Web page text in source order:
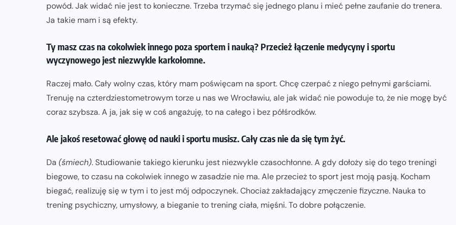
powód. Jak widać nie jest to konieczne. Trzeba trzymać się jednego planu i mieć pełne zaufanie do trenera.
Ja takie mam i są efekty.
Ty masz czas na cokolwiek innego poza sportem i nauką? Przecież łączenie medycyny i sportu
wyczynowego jest niezwykle karkołomne.
Raczej mało. Cały wolny czas, który mam poświęcam na sport. Chcę czerpać z niego pełnymi garściami.
Trenuję na czterdziestometrowym torze u nas we Wrocławiu, ale jak widać nie powoduje to, że nie mogę być
coraz szybsza. A ja, jak się w coś angażuję, to na całego i bez półśrodków.
Ale jakoś resetować głowę od nauki i sportu musisz. Cały czas nie da się tym żyć.
Da (śmiech). Studiowanie takiego kierunku jest niezwykle czasochłonne. A gdy dołoży się do tego treningi
biegowe, to czasu na cokolwiek innego w zasadzie nie ma. Ale przecież to sport jest moją pasją. Kocham
biegać, realizuję się w tym i to jest mój odpoczynek. Chociaż zakładający zmęczenie fizyczne. Nauka to
trening psychiczny, umysłowy, a bieganie to trening ciała, mięśni. To dobre połączenie.